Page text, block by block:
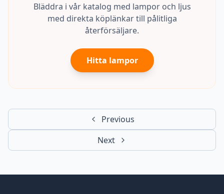
Bläddra i vår katalog med lampor och ljus
med direkta köplänkar till pålitliga
återförsäljare.
Hitta lampor
Previous
Next